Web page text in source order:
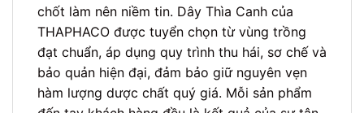
chốt làm nên niềm tin. Dây Thìa Canh của
THAPHACO được tuyển chọn từ vùng trồng
đạt chuẩn, áp dụng quy trình thu hái, sơ chế và
bảo quản hiện đại, đảm bảo giữ nguyên vẹn
hàm lượng dược chất quý giá. Mỗi sản phẩm